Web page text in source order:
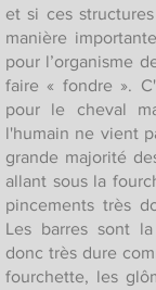
et si ces
manière
pour l’organisme
faire « fondre ».
pour le cheval
l'humain ne vient
grande majorité
allant sous la
pincements très
Les barres sont
donc très dure
fourchette, les